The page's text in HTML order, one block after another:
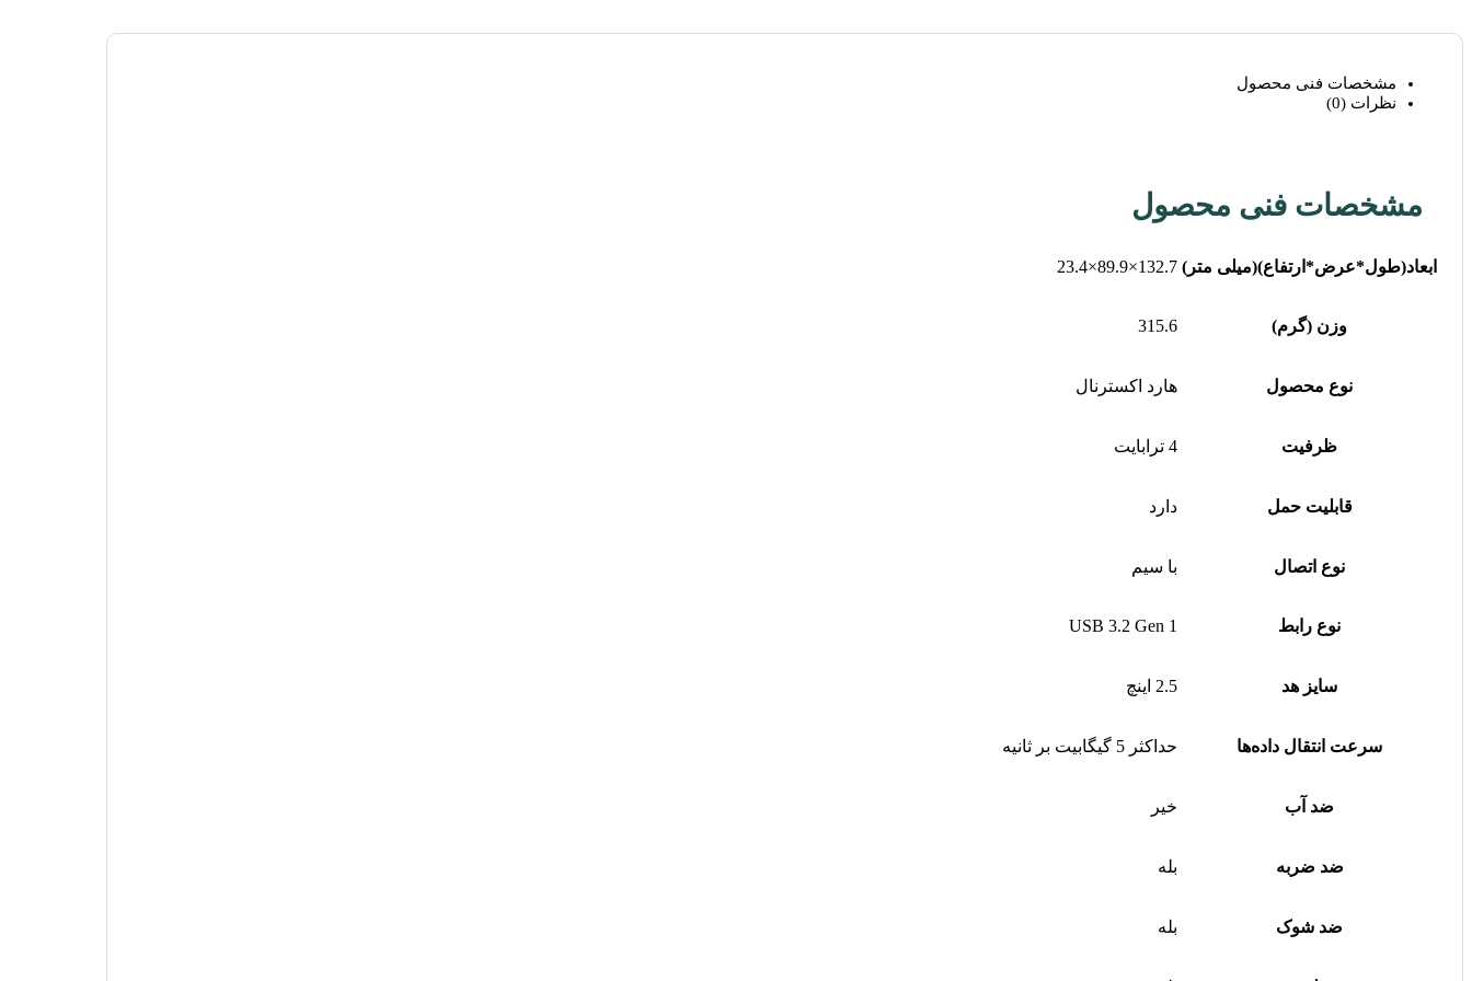
مشخصات فنی محصول
نظرات (0)
مشخصات فنی محصول
ابعاد(طول*عرض*ارتفاع)(میلی متر) 132.7×89.9×23.4
وزن (گرم) 315.6
نوع محصول هارد اکسترنال
ظرفیت 4 ترابایت
قابلیت حمل دارد
نوع اتصال با سیم
نوع رابط USB 3.2 Gen 1
سایز هد 2.5 اینچ
سرعت انتقال داده‌ها حداکثر 5 گیگابیت بر ثانیه
ضد آب خیر
ضد ضربه بله
ضد شوک بله